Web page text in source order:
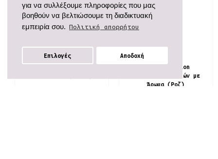
για να συλλέξουμε πληροφορίες που μας
βοηθούν να βελτιώσουμε τη διαδικτυακή
εμπειρία σου. Πολιτική απορρήτου
Επιλογές Αποδοχή
Nice Σετ Κλιπ Μαλλιών
Wow Generation
Λαστιχάκι Μαλλιών με
Άρωμα (Ροζ)